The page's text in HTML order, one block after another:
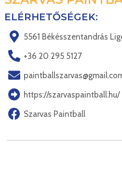
ELÉRHETŐSÉGEK:
5561 Békésszentandrás
+36 20 295 5127
https://szarvaspaintball.hu/
Szarvas Paintball